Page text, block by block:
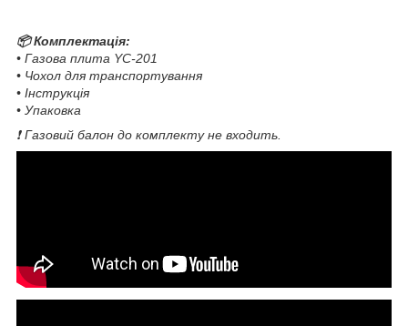
📦 Комплектація:
• Газова плита YC-201
• Чохол для транспортування
• Інструкція
• Упаковка
❗ Газовий балон до комплекту не входить.